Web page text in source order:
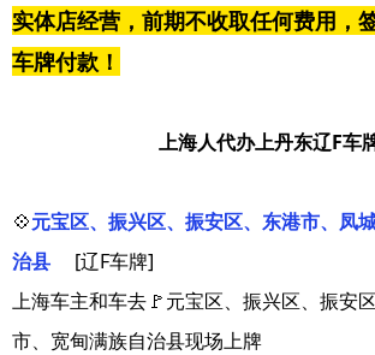
实体店经营，前期不收取任何费用，
车牌付款！
上海人代办上丹东辽F车
💠元宝区、振兴区、振安区、东港市、凤
治县
[辽F车牌]
上海车主和车去🚩元宝区、振兴区、振安
市、宽甸满族自治县现场上牌